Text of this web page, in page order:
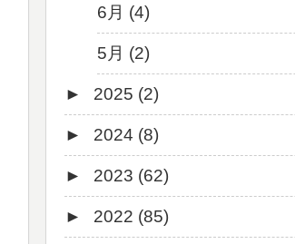
6月 (4)
5月 (2)
► 2025 (2)
12月 (1)
6月 (1)
► 2024 (8)
8月 (1)
7月 (1)
► 2023 (62)
9月 (1)
► 2022 (85)